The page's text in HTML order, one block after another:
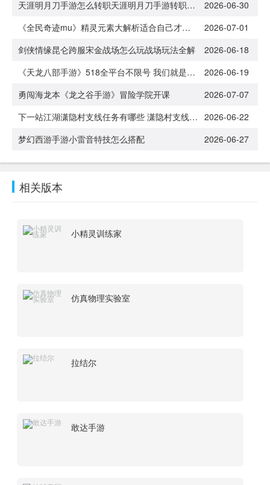
天涯明月刀手游怎么转职天涯明月刀手游转职多少钱
2026-06-30
《全民奇迹mu》精灵元素大解析适合自己才是最好的
2026-07-01
剑侠情缘昆仑跨服宋金战场怎么玩战场玩法全解
2026-06-18
《天龙八部手游》518全平台不限号 我们就是江湖！[多图]
2026-06-19
勇闯海龙本《龙之谷手游》冒险学院开课
2026-07-07
下一站江湖潇隐村支线任务有哪些 潇隐村支线任务完成攻略 2026-06-22
梦幻西游手游小雷音特技怎么搭配
2026-06-27
相关版本
小精灵训练家
仿真物理实验室
拉结尔
敢达手游